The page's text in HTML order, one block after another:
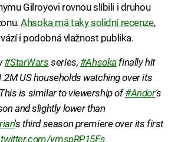
Gilroyovi rovnou slíbili i druhou
Ahsoka má taky solidní recenze,
i podobná vlažnost publika.
#StarWars series, #Ahsoka finally hit
US households watching over its
is similar to viewership of#Andor's
and slightly lower than
's third season premiere over its first
ymspRP15Es